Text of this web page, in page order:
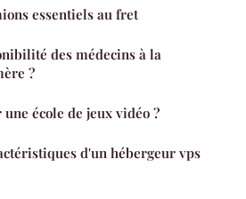
essentiels au fret
des médecins à la
?
école de jeux vidéo ?
d'un hébergeur vps